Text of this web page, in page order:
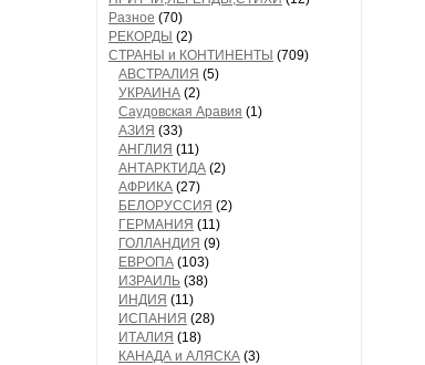
Разное (70)
РЕКОРДЫ (2)
СТРАНЫ и КОНТИНЕНТЫ (709)
АВСТРАЛИЯ (5)
УКРАИНА (2)
Саудовская Аравия (1)
АЗИЯ (33)
АНГЛИЯ (11)
АНТАРКТИДА (2)
АФРИКА (27)
БЕЛОРУССИЯ (2)
ГЕРМАНИЯ (11)
ГОЛЛАНДИЯ (9)
ЕВРОПА (103)
ИЗРАИЛЬ (38)
ИНДИЯ (11)
ИСПАНИЯ (28)
ИТАЛИЯ (18)
КАНАДА и АЛЯСКА (3)